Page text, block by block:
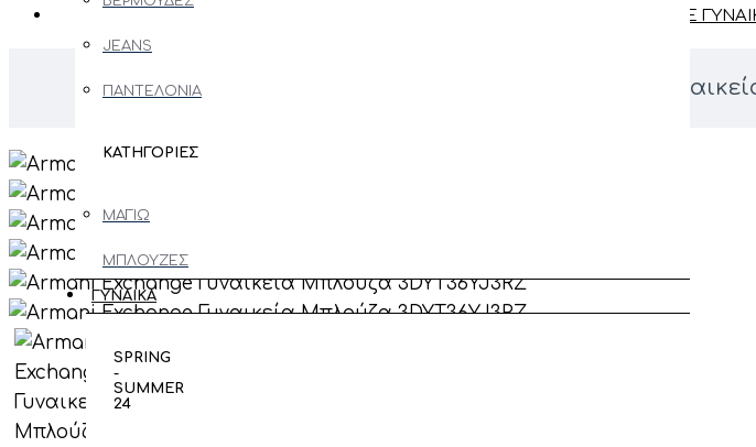
JEANS
ΠΑΝΤΕΛΟΝΙΑ
ΚΑΤΗΓΟΡΙΕΣ
ΜΑΓΙΩ
ΜΠΛΟΥΖΕΣ
ΜΑΚΡΥΜΑΝΙΚΕΣ
ΠΑΝΩΦΟΡΙ
ΓΥΝΑΙΚΑ
SPRING
-
SUMMER
24
ARMANI EXCHANGE
Armani Exchange